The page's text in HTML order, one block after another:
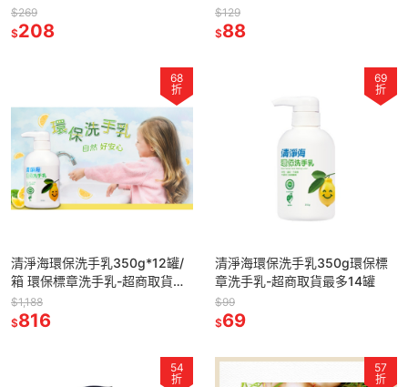
最多一罐
$269
$208
清淨海洗手慕斯補充包 清淨海洗
手慕斯-
$129
$88
68
折
清淨海環保洗手乳350g*12罐/
箱 環保標章洗手乳-超商取貨最
多1箱
$1,188
$816
69
折
清淨海環保洗手乳350g環保標
章洗手乳-超商取貨最多14罐
$99
$69
54
折
57
折